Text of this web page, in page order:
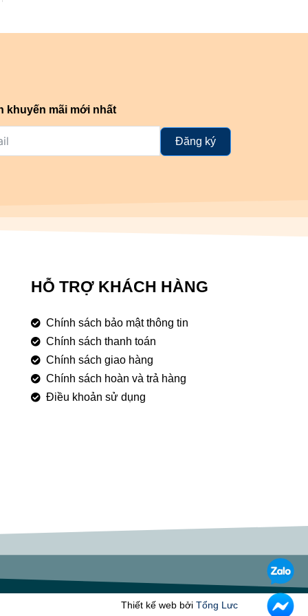
khuyến mãi mới nhất
Đăng ký
HỖ TRỢ KHÁCH HÀNG
Chính sách bảo mật thông tin
Chính sách thanh toán
Chính sách giao hàng
Chính sách hoàn và trả hàng
Điều khoản sử dụng
Thiết kế web bởi Tổng Lưc